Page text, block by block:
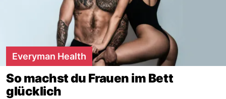
Everyman Health
So machst du Frauen im Bett
glücklich